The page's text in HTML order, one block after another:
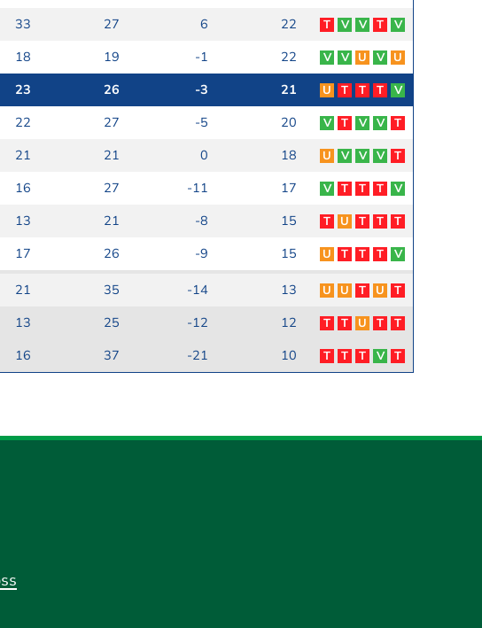
33 27 6 22 T V V T V
18 19 -1 22 V V U V U
23 26 -3 21 U T T T V
22 27 -5 20 V T V V T
21 21 0 18 U V V V T
16 27 -11 17 V T T T V
13 21 -8 15 T U T T T
17 26 -9 15 U T T T V
21 35 -14 13 U U T U T
13 25 -12 12 T T U T T
16 37 -21 10 T T T V T